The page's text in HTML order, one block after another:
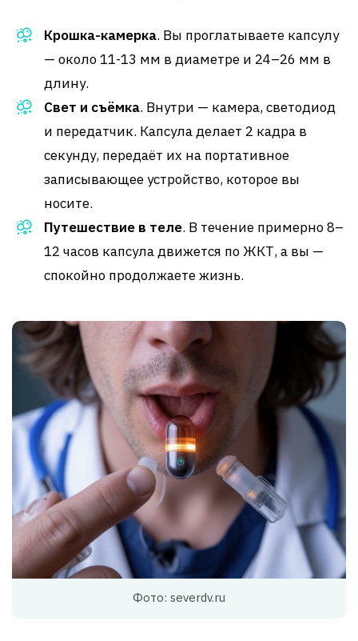
Крошка-камерка. Вы проглатываете капсулу
— около 11-13 мм в диаметре и 24–26 мм в
длину.
Свет и съёмка. Внутри — камера, светодиод
и передатчик. Капсула делает 2 кадра в
секунду, передаёт их на портативное
записывающее устройство, которое вы
носите.
Путешествие в теле. В течение примерно 8–
12 часов капсула движется по ЖКТ, а вы —
спокойно продолжаете жизнь.
Фото: severdv.ru